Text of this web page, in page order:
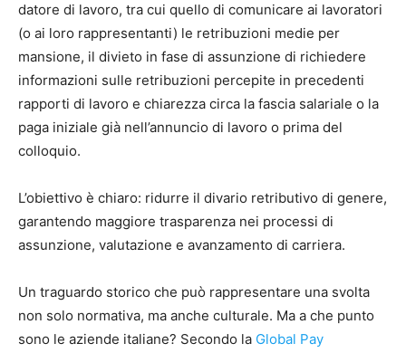
datore di lavoro, tra cui quello di comunicare ai lavoratori
(o ai loro rappresentanti) le retribuzioni medie per
mansione, il divieto in fase di assunzione di richiedere
informazioni sulle retribuzioni percepite in precedenti
rapporti di lavoro e chiarezza circa la fascia salariale o la
paga iniziale già nell’annuncio di lavoro o prima del
colloquio.
L’obiettivo è chiaro: ridurre il divario retributivo di genere,
garantendo maggiore trasparenza nei processi di
assunzione, valutazione e avanzamento di carriera.
Un traguardo storico che può rappresentare una svolta
non solo normativa, ma anche culturale. Ma a che punto
sono le aziende italiane? Secondo la Global Pay